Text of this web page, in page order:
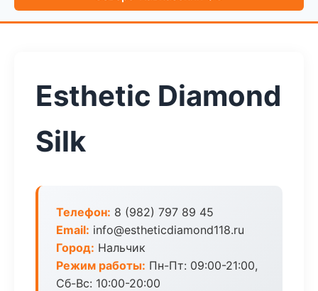
Esthetic Diamond
Silk
Телефон: 8 (982) 797 89 45
Email: info@estheticdiamond118.ru
Город: Нальчик
Режим работы: Пн-Пт: 09:00-21:00,
Сб-Вс: 10:00-20:00